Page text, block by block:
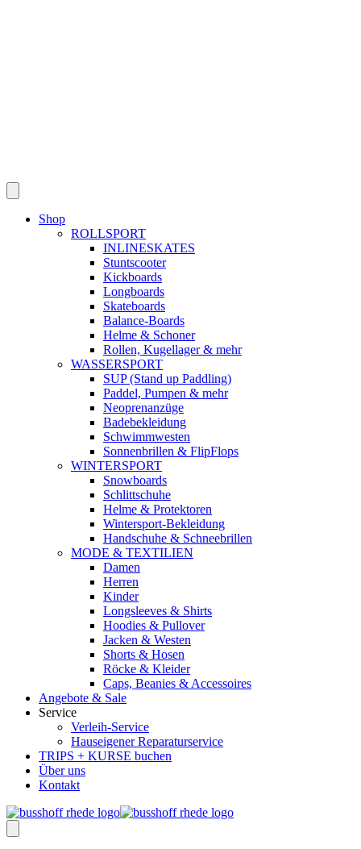
Shop
ROLLSPORT
INLINESKATES
Stuntscooter
Kickboards
Longboards
Skateboards
Balance-Boards
Helme & Schoner
Rollen, Kugellager & mehr
WASSERSPORT
SUP (Stand up Paddling)
Paddel, Pumpen & mehr
Neoprenanzüge
Badebekleidung
Schwimmwesten
Sonnenbrillen & FlipFlops
WINTERSPORT
Snowboards
Schlittschuhe
Helme & Protektoren
Wintersport-Bekleidung
Handschuhe & Schneebrillen
MODE & TEXTILIEN
Damen
Herren
Kinder
Longsleeves & Shirts
Hoodies & Pullover
Jacken & Westen
Shorts & Hosen
Röcke & Kleider
Caps, Beanies & Accessoires
Angebote & Sale
Service
Verleih-Service
Hauseigener Reparaturservice
TRIPS + KURSE buchen
Über uns
Kontakt